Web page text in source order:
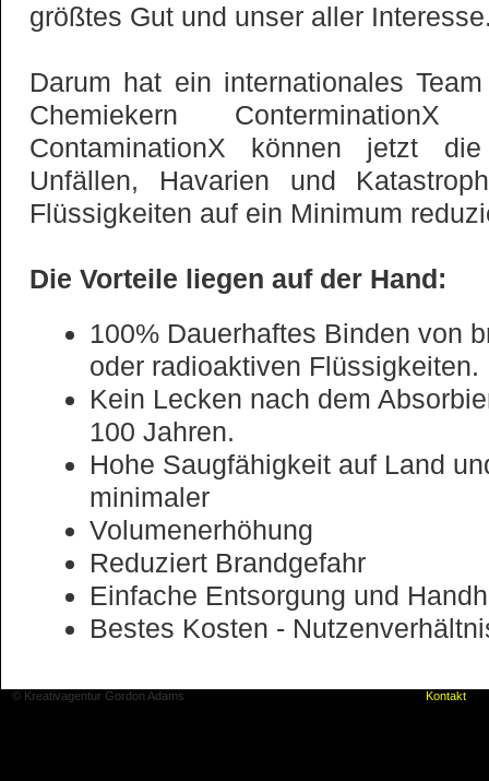
größtes Gut und unser aller
Darum hat ein internationales
Chemiekern
ContaminationX können jetzt
Unfällen, Havarien und
Flüssigkeiten auf ein Minimum
Die Vorteile liegen auf der Hand:
100% Dauerhaftes Binden von
oder radioaktiven Flüssigkeiten.
Kein Lecken nach dem
100 Jahren.
Hohe Saugfähigkeit auf Land
minimaler
Volumenerhöhung
Reduziert Brandgefahr
Einfache Entsorgung und
Bestes Kosten -
© Kreativagentur Gordon Adams Kontakt